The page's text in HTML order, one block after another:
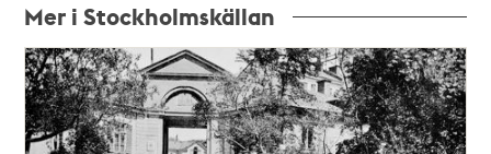
Mer i Stockholmskällan
Relaterade
poster
och
teman